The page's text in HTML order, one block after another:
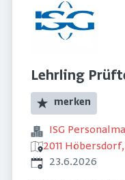
Lehrling
merken
ISG
2011
Veröffentlicht
23.6.2026